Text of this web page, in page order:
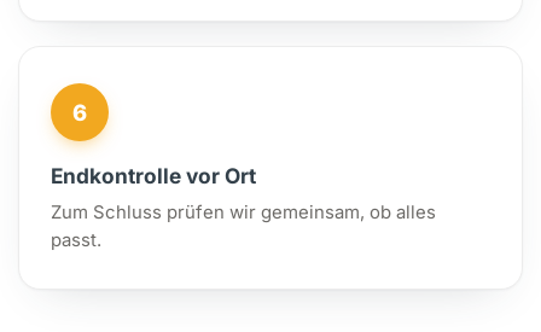
6
Endkontrolle vor Ort
Zum Schluss prüfen wir gemeinsam, ob alles
passt.